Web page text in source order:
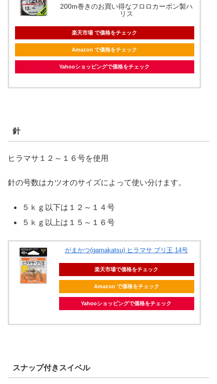
200m巻きのお買い得なフロロカーボン製ハ
リス
楽天市場 で価格をチェック
Amazon で価格をチェック
Yahooショッピングで価格をチェック
針
ヒラマサ１２～１６号を使用
針の号数はカツオのサイズによって使い分けます。
５ｋｇ以下は１２～１４号
５ｋｇ以上は１５～１６号
がまかつ(gamakatsu) ヒラマサ ブリ王 14号
楽天市場で価格をチェック
Amazon で価格をチェック
Yahooショッピングで価格をチェック
スナップ付きスイベル